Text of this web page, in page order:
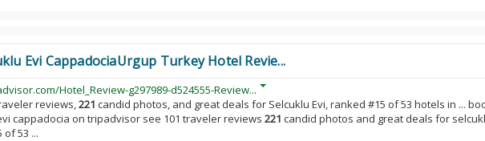
Evi CappadociaUrgup Turkey Hotel Revie...
Hotel_Review-g297989-d524555-Review...
reviews,221 candid photos, and great deals for Selcuklu Evi, ranked #15 of 53 hotels in ...
cappadocia on tripadvisor see 101 traveler reviews 221 candid photos and great deals for
53 ...